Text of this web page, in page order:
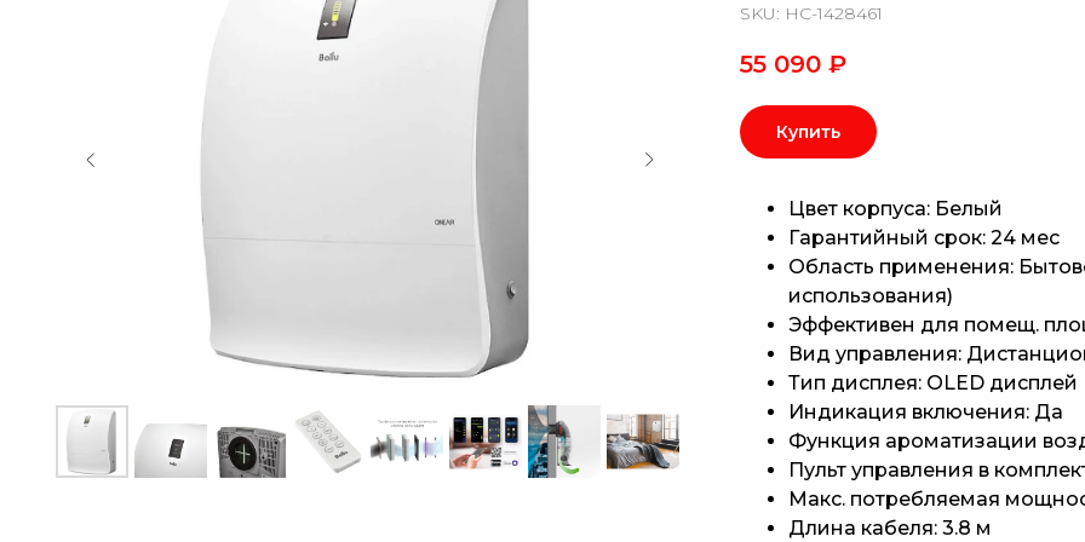
SKU: НС-1428461
55 090 ₽
Купить
Цвет корпуса: Белый
Гарантийный срок: 24 мес
Область применения:
использования)
Эффективен для помещ.
Вид управления:
Тип дисплея: OLED дисплей
Индикация включения: Да
Функция ароматизации
Пульт управления в
Макс. потребляемая
Длина кабеля: 3.8 м